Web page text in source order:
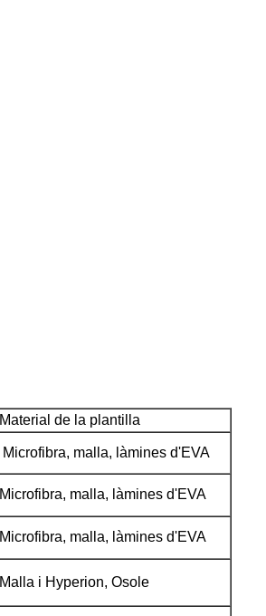
Material de la plantilla
Microfibra, malla, làmines d'EVA
Microfibra, malla, làmines d'EVA
Microfibra, malla, làmines d'EVA
Malla i Hyperion, Osole